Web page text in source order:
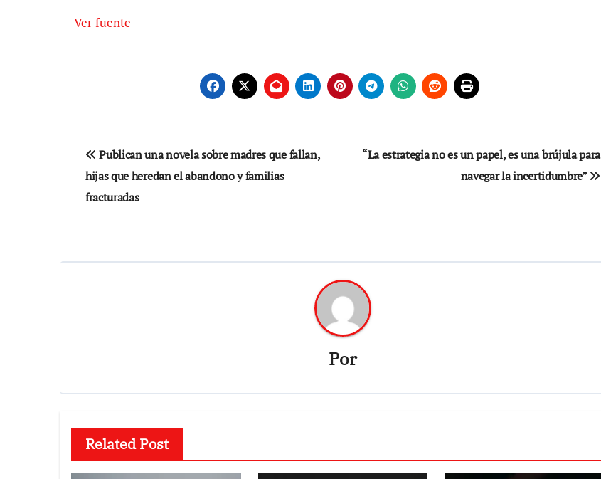
Ver fuente
Navegación
de
entradas
Publican una novela sobre madres que fallan,
hijas que heredan el abandono y familias
fracturadas
“La estrategia no es un papel, es una brújula para
navegar la incertidumbre”
Por
Related Post